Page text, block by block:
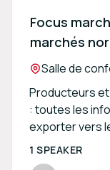
Focus
marchés
Location:
Salle de
Producteurs
: toutes les
exporter vers
1 SPEAKER